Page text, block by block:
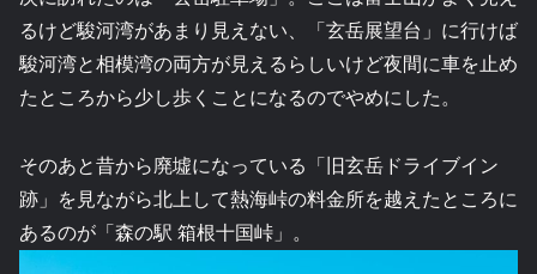
るけど駿河湾があまり見えない、「玄岳展望台」に行けば
駿河湾と相模湾の両方が見えるらしいけど夜間に車を止め
たところから少し歩くことになるのでやめにした。
そのあと昔から廃墟になっている「旧玄岳ドライブイン
跡」を見ながら北上して熱海峠の料金所を越えたところに
あるのが「森の駅 箱根十国峠」。